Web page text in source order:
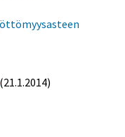
(21.1.2014)